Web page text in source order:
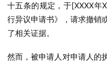
十五条的规定，于[XXXX年
行异议申请书》，请求撤销
了相关证据。
然而，被申请人对申请人的